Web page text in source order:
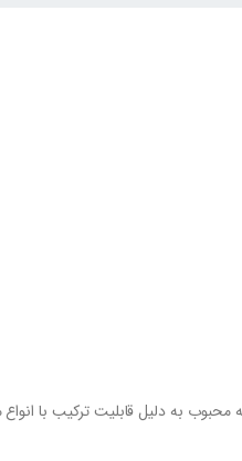
به دلیل قابلیت ترکیب با